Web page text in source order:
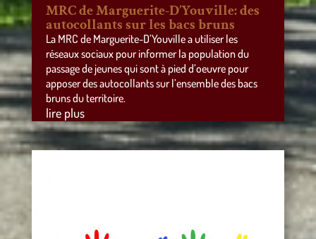
MRC de Marguerite-D’Youville: des
autocollants sur les bacs bruns
La MRC de Marguerite-D’Youville a utiliser les
réseaux sociaux pour informer la population du
passage de jeunes qui sont à pied d’oeuvre pour
apposer des autocollants sur l’ensemble des bacs
bruns du territoire.
lire plus